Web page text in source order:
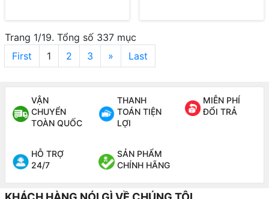
Trang 1/19. Tổng số 337 mục
First
1 2 3 » Last
VẬN
CHUYỂN
TOÀN QUỐC
THANH
TOÁN TIỆN
LỢI
MIỄN PHÍ
ĐỔI TRẢ
HỖ TRỢ
24/7
SẢN PHẨM
CHÍNH HÃNG